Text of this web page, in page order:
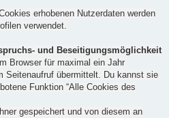
erhobenen Nutzerdaten werden
verwendet.
und Beseitigungsmöglichkeit
Browser für maximal ein Jahr
Seitenaufruf übermittelt. Du kannst sie
Funktion “Alle Cookies des
gespeichert und von diesem an